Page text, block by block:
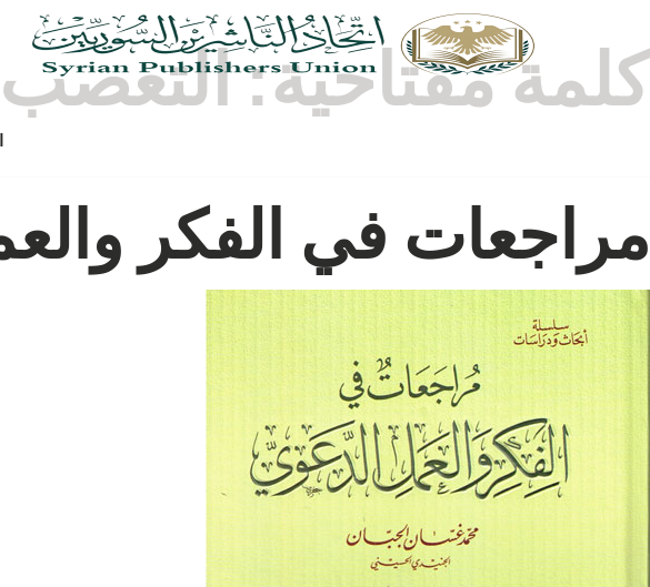
كلمة مفتاحية:
مراجعات في الفكر